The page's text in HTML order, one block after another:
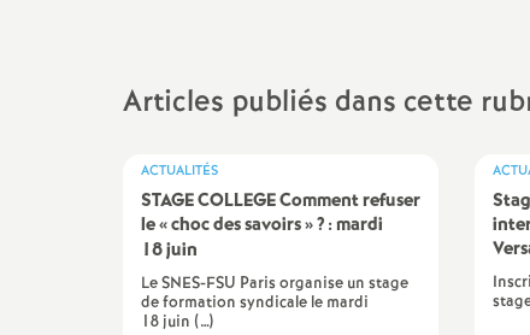
Articles publiés dans cette
ACTUALITÉS
STAGE COLLEGE Comment refuser
le «choc des savoirs»? : mardi
18 juin
Le SNES-FSU Paris organise un stage
de formation syndicale le mardi
18 juin (…)